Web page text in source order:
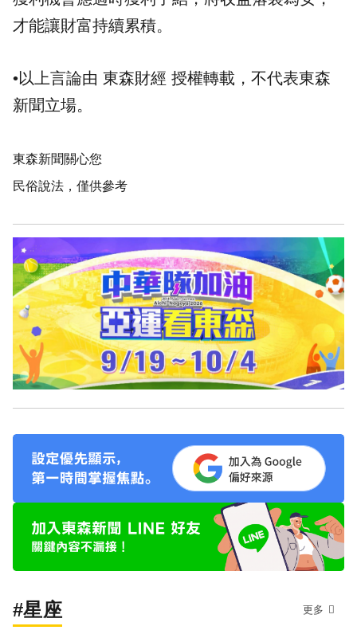
才能讓財富持續累積。
•以上言論由 東森財經 授權轉載，不代表東森
新聞立場。
東森新聞關心您
民俗說法，僅供參考
#星座 更多